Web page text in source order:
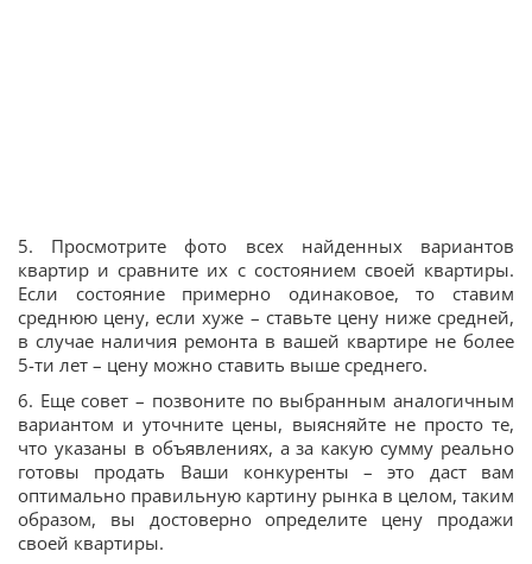
5. Просмотрите фото всех найденных вариантов
квартир и сравните их с состоянием своей квартиры.
Если состояние примерно одинаковое, то ставим
среднюю цену, если хуже – ставьте цену ниже средней,
в случае наличия ремонта в вашей квартире не более
5-ти лет – цену можно ставить выше среднего.
6. Еще совет – позвоните по выбранным аналогичным
вариантом и уточните цены, выясняйте не просто те,
что указаны в объявлениях, а за какую сумму реально
готовы продать Ваши конкуренты – это даст вам
оптимально правильную картину рынка в целом, таким
образом, вы достоверно определите цену продажи
своей квартиры.